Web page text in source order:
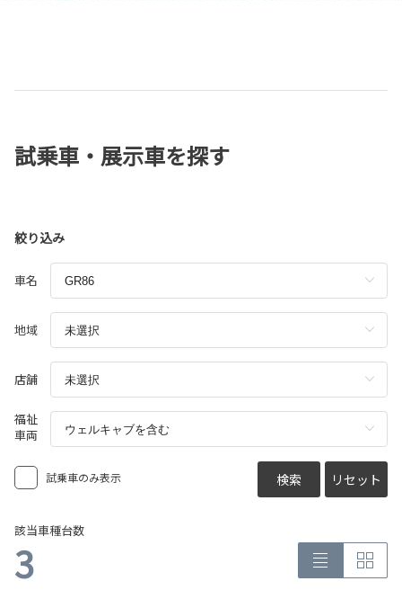
試乗車・展示車を探す
絞り込み
車名
地域
店舗
福祉
車両
試乗車のみ表示 検索 リセット
該当車種台数
3